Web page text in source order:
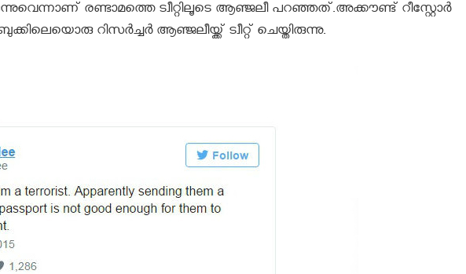
രണ്ടാമത്തെ ട്വീറ്റിലൂടെ ആഞ്ജലീ പറഞ്ഞത്.അക്കൗണ്ട്‌ റീസ്റ്റോര്‍
റിസര്‍ച്ചര്‍ ആഞ്ജലീയ്ക്ക് ട്വീറ്റ് ചെയ്തിരുന്നു.